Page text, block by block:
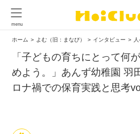
ホーム よむ（旧：まなび） インタビュー
「子どもの育ちにとって何
めよう。」あんず幼稚園 羽
ロナ禍での保育実践と思考